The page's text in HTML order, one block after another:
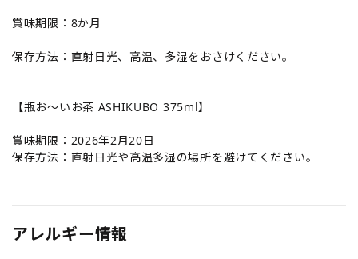
賞味期限：8か月
保存方法：直射日光、高温、多湿をおさけください。
【瓶お～いお茶 ASHIKUBO 375ml】
賞味期限：2026年2月20日
保存方法：直射日光や高温多湿の場所を避けてください。
アレルギー情報